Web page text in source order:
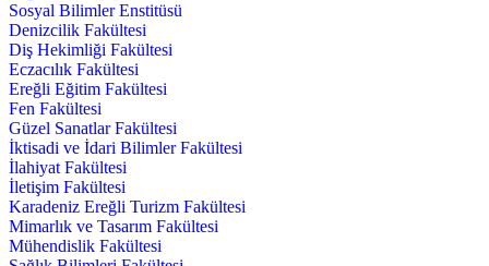
Sosyal Bilimler Enstitüsü
Denizcilik Fakültesi
Diş Hekimliği Fakültesi
Eczacılık Fakültesi
Ereğli Eğitim Fakültesi
Fen Fakültesi
Güzel Sanatlar Fakültesi
İktisadi ve İdari Bilimler Fakültesi
İlahiyat Fakültesi
İletişim Fakültesi
Karadeniz Ereğli Turizm Fakültesi
Mimarlık ve Tasarım Fakültesi
Mühendislik Fakültesi